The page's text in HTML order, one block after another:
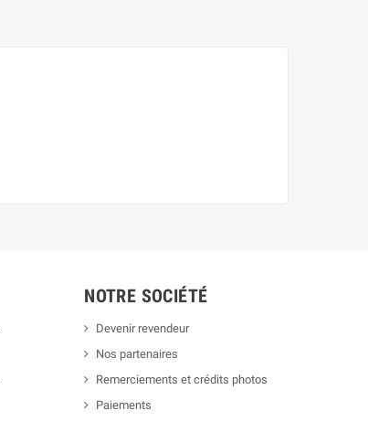
NOTRE SOCIÉTÉ
Devenir revendeur
Nos partenaires
Remerciements et crédits photos
Paiements